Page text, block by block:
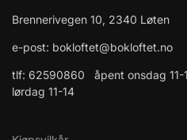
Brennerivegen 10, 2340 Løten
e-post: bokloftet@bokloftet.no
tlf: 62590860 åpent onsdag 11-
lørdag 11-14